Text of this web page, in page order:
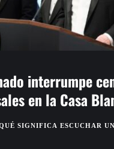
interrumpe
en la Casa
SIGNIFICA ESCUCHAR